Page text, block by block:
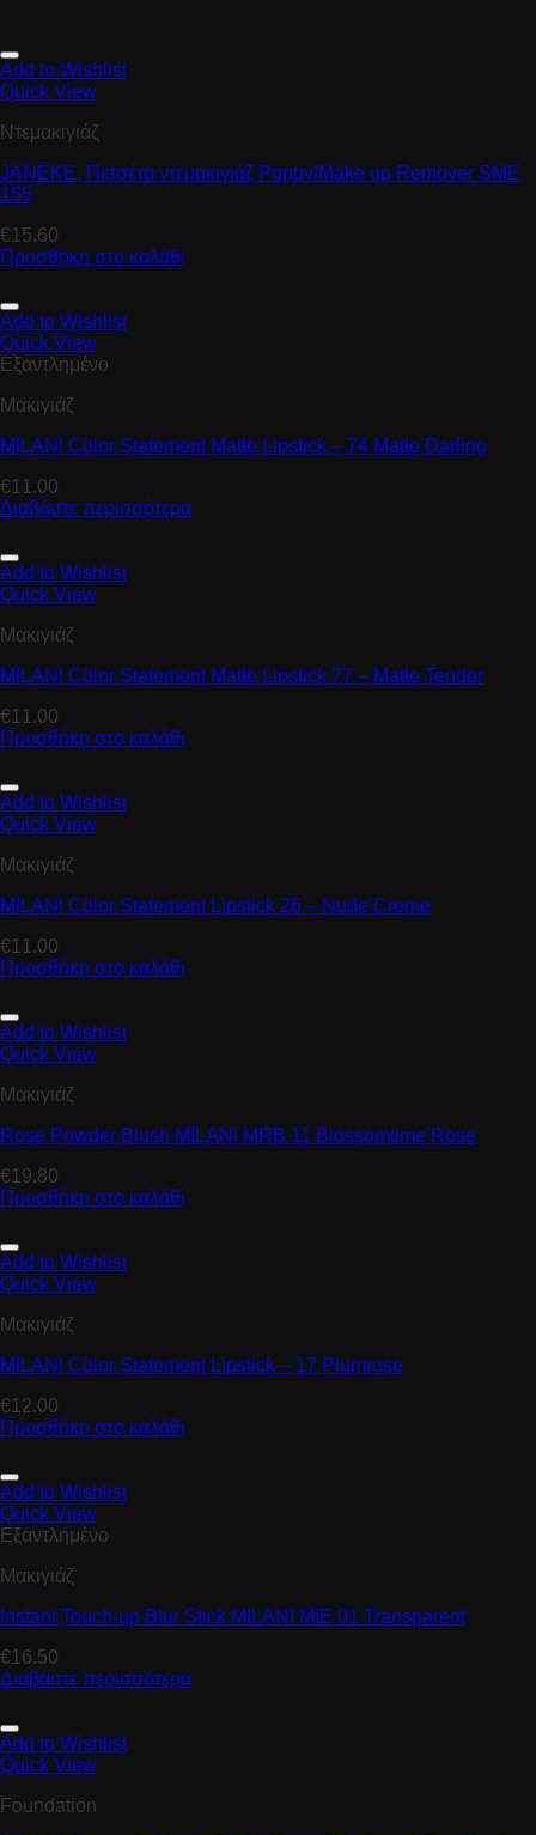
Add to Wishlist
Quick View
Ντεμακιγιάζ
JANEKE, Πετσέτα ντεμακιγιάζ Ρoppy/Μake up Remover SME
155
€15.60
Προσθήκη στο καλάθι
Add to Wishlist
Quick View
Εξαντλημένο
Μακιγιάζ
MILANI Color Statement Matte Lipstick – 74 Matte Darling
€11.00
Διαβάστε περισσότερα
Add to Wishlist
Quick View
Μακιγιάζ
MILANI Color Statement Matte Lipstick 77 – Matte Tender
€11.00
Προσθήκη στο καλάθι
Add to Wishlist
Quick View
Μακιγιάζ
MILANI Color Statement Lipstick 26 – Nude Creme
€11.00
Προσθήκη στο καλάθι
Add to Wishlist
Quick View
Μακιγιάζ
Rose Powder Blush MILANI MRB 11 Blossomtime Rose
€19.80
Προσθήκη στο καλάθι
Add to Wishlist
Quick View
Μακιγιάζ
MILANI Color Statement Lipstick – 17 Plumrose
€12.00
Προσθήκη στο καλάθι
Add to Wishlist
Quick View
Εξαντλημένο
Μακιγιάζ
Instant Touch-up Blur Stick MILANI MIE 01 Transparent
€16.50
Διαβάστε περισσότερα
Add to Wishlist
Quick View
Foundation